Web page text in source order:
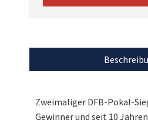
Zweimaliger DFB-Pokal-
Gewinner und seit 10